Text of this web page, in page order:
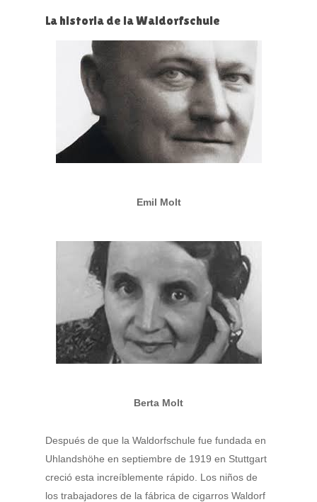
La historia de la Waldorfschule
Emil Molt
Berta Molt
Después de que la Waldorfschule fue fundada en
Uhlandshöhe en septiembre de 1919 en Stuttgart
creció esta increíblemente rápido. Los niños de
los trabajadores de la fábrica de cigarros Waldorf